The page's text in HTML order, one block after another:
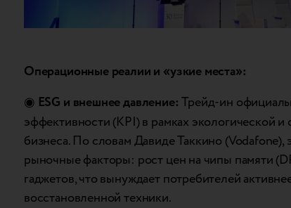
Операционные реалии и «узкие места»:
◉ ESG и внешнее давление: Трейд-ин
эффективности (KPI) в рамках экологической и
бизнеса. По словам Давиде Таккино (Vodafone),
рыночные факторы: рост цен на чипы памяти
гаджетов, что вынуждает потребителей
восстановленной техники.